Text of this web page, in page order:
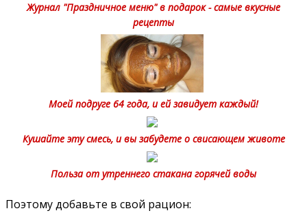
Журнал "Праздничное меню" в подарок - самые вкусные
рецепты
Моей подруге 64 года, и ей завидует каждый!
Кушайте эту смесь, и вы забудете о свисающем животе
Польза от утреннего стакана горячей воды
Поэтому добавьте в свой рацион: